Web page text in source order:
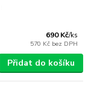
690 Kč/ks
570 Kč bez DPH
Přidat do košíku